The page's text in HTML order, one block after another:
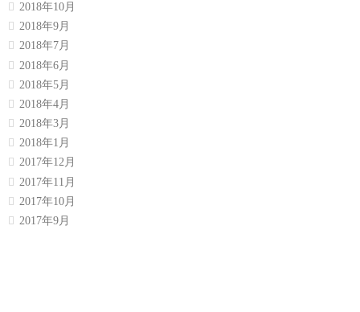
2018年10月
2018年9月
2018年7月
2018年6月
2018年5月
2018年4月
2018年3月
2018年1月
2017年12月
2017年11月
2017年10月
2017年9月